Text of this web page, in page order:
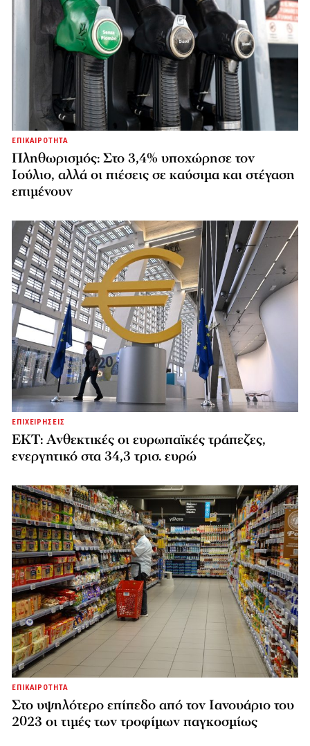
ΕΠΙΚΑΙΡΟΤΗΤΑ
Πληθωρισμός: Στο 3,4% υποχώρησε τον
Ιούλιο, αλλά οι πιέσεις σε καύσιμα και στέγαση
επιμένουν
ΕΠΙΧΕΙΡΗΣΕΙΣ
ΕΚΤ: Ανθεκτικές οι ευρωπαϊκές τράπεζες,
ενεργητικό στα 34,3 τρισ. ευρώ
ΕΠΙΚΑΙΡΟΤΗΤΑ
Στο υψηλότερο επίπεδο από τον Ιανουάριο του
2023 οι τιμές των τροφίμων παγκοσμίως